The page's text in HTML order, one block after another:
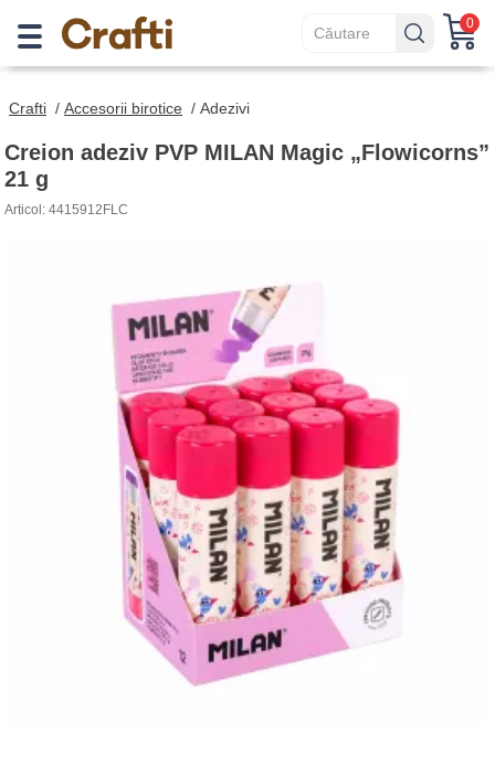
0
Crafti / Accesorii birotice / Adezivi
Creion adeziv PVP MILAN Magic „Flowicorns”
21 g
Articol: 4415912FLC